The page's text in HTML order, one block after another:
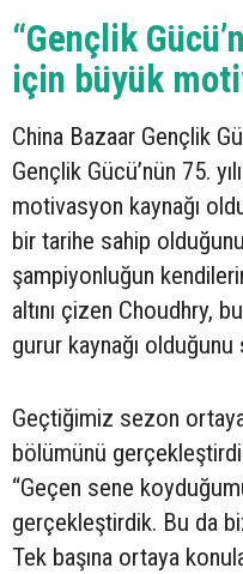
“Gençlik
için büyük
China Bazaar Gençlik
Gençlik Gücü’nün 75.
motivasyon kaynağı
bir tarihe sahip
şampiyonluğun
altını çizen Choudhry,
gurur kaynağı olduğunu
Geçtiğimiz sezon
bölümünü
“Geçen sene
gerçekleştirdik. Bu da
Tek başına ortaya